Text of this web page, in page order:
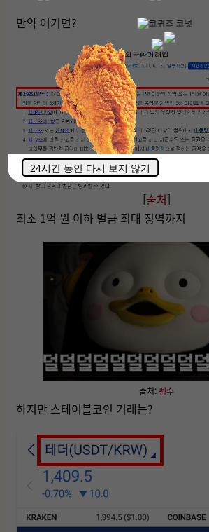
24시간 동안 다시 보지 않기
만약 어기면?
[출처]
최소 1억 원 이하 벌금 최대 징역까지
출처:펭수
하지만 스테이블코인 거래는?